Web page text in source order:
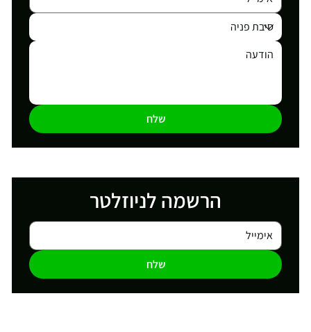
שלח
הרשמה לניוזלטר
שלח